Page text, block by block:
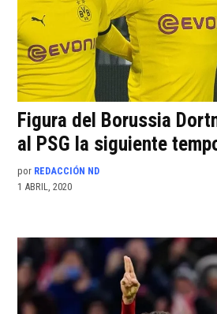
Figura del Borussia
al PSG la siguiente
por REDACCIÓN ND
1 ABRIL, 2020